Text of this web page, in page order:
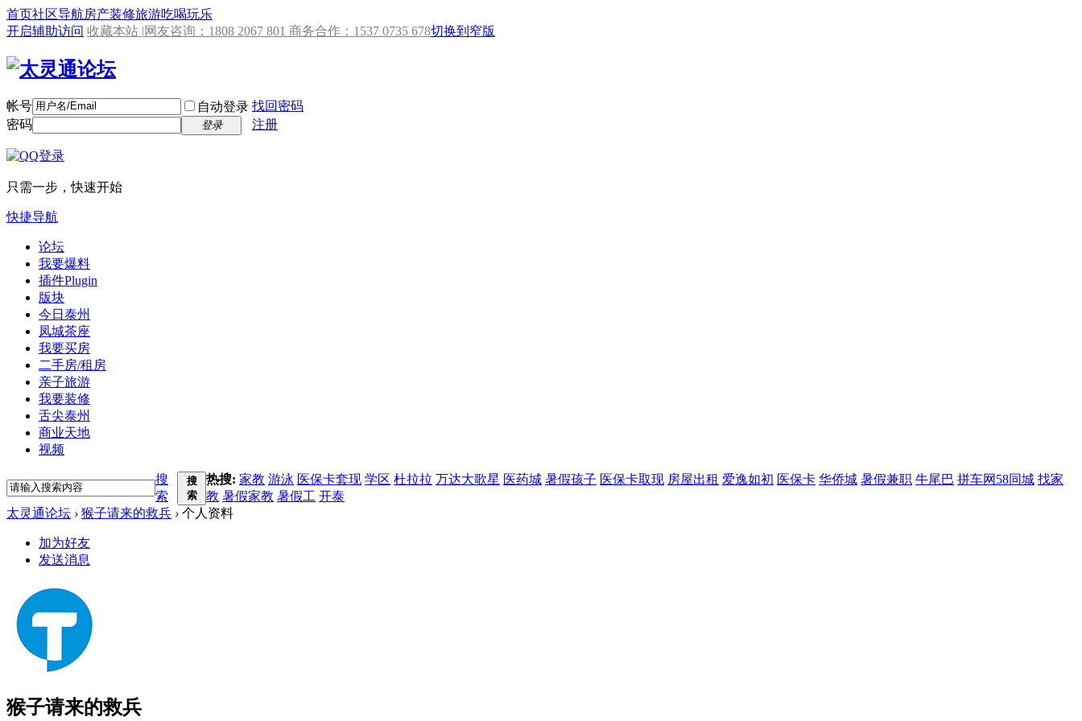
首页社区导航房产装修旅游吃喝玩乐
开启辅助访问 收藏本站 |网友咨询：1808 2067 801 商务合作：1537 0735 678切换到窄版
帐号 自动登录 找回密码
密码
登录 注册
只需一步，快速开始
快捷导航
论坛
我要爆料
插件Plugin
版块
今日泰州
凤城茶座
我要买房
二手房/租房
亲子旅游
我要装修
舌尖泰州
商业天地
视频
搜
索
搜
索
热搜: 家教 游泳 医保卡套现 学区 杜拉拉 万达大歌星 医药城 暑假孩子 医保卡取现 房屋出租 爱逸如初 医保卡 华侨城 暑假兼职 牛尾巴 拼车网58同城 找家
教 暑假家教 暑假工 开泰
太灵通论坛 › 猴子请来的救兵 › 个人资料
加为好友
发送消息
猴子请来的救兵